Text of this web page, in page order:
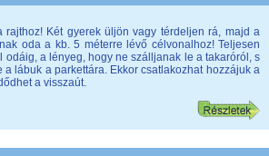
rajthoz! Két gyerek üljön vagy térdeljen rá, majd a
oda a kb. 5 méterre lévő célvonalhoz! Teljesen
odáig, a lényeg, hogy ne szálljanak le a takaróról, s
a lábuk a parkettára. Ekkor csatlakozhat hozzájuk a
a visszaút.